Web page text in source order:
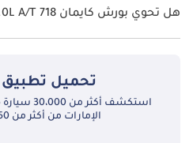
هل تحوي بورش كايمان 718 Std 2.0L A/T فتحة سقف؟
نعم توفر بورش كايمان 718 Std 2.0L A/T فتحة السقف كخيار.
تحميل تطبيق
استكشف
الإمارات من أكثر من 350 وكيل معتمد.